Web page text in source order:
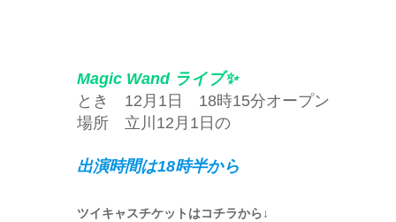
Magic Wand ライブ✨
とき 12月1日 18時15分オープン
場所 立川12月1日の
出演時間は18時半から
ツイキャスチケットはコチラから↓